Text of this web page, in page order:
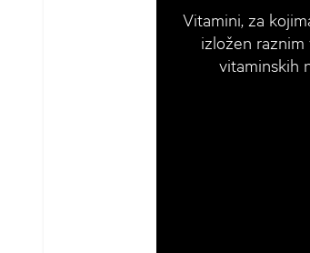
Vitamini, za
izložen
vitaminskih